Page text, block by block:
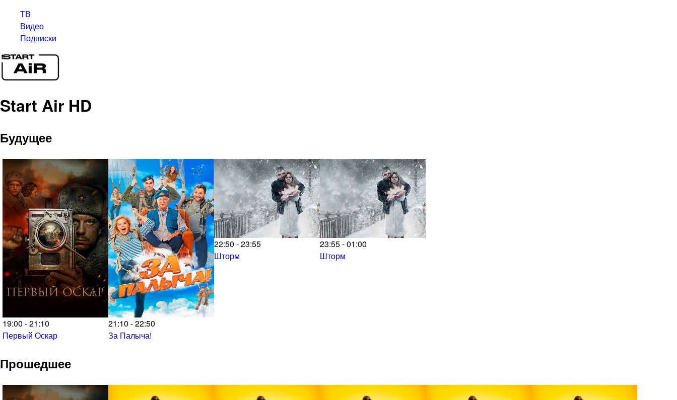
ТВ
Видео
Подписки
Start Air HD
Будущее
19:00 - 21:10
Первый Оскар
21:10 - 22:50
За Палыча!
22:50 - 23:55
Шторм
23:55 - 01:00
Шторм
Прошедшее